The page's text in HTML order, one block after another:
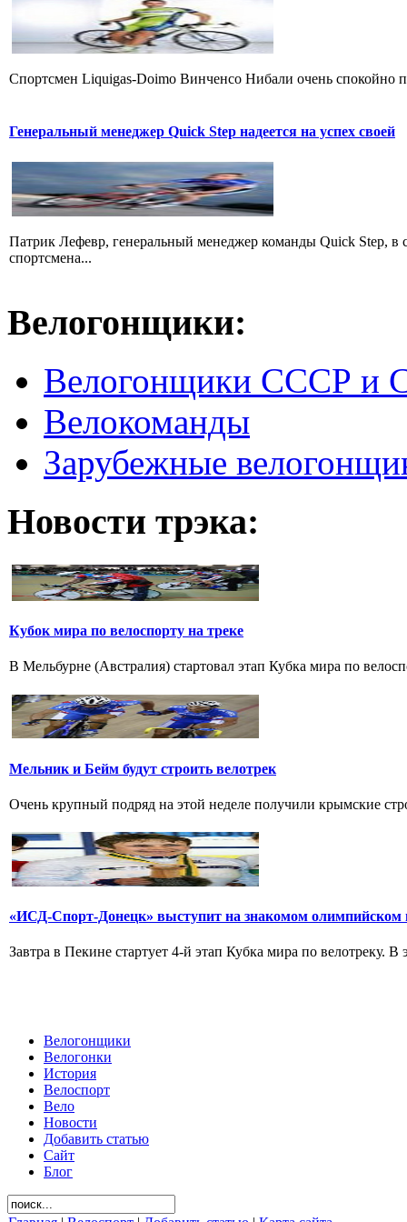
Cпортсмен Liquigas-Doimo Винченсо Нибали очень спокойно
Генеральный менеджер Quick Step надеется на успех своей
Патрик Лефевр, генеральный менеджер команды Quick Step, в
спортсмена...
Велогонщики:
Велогонщики СССР и
Велокоманды
Зарубежные
Новости трэка:
Кубок мира по велоспорту на треке
В Мельбурне (Австралия) стартовал этап Кубка мира по
Мельник и Бейм будут строить велотрек
Очень крупный подряд на этой неделе получили крымские
«ИСД-Спорт-Донецк» выступит на знакомом олимпийском
Завтра в Пекине стартует 4-й этап Кубка мира по велотреку.
Велогонщики
Велогонки
История
Велоспорт
Вело
Новости
Добавить статью
Сайт
Блог